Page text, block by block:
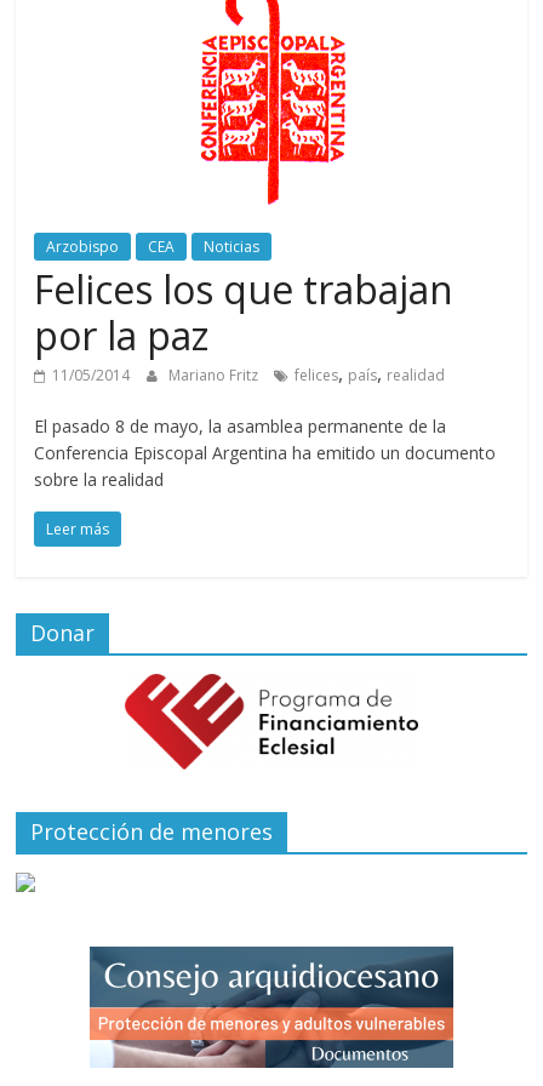
Arzobispo CEA Noticias
Felices los que trabajan
por la paz
11/05/2014 Mariano Fritz felices, país, realidad
El pasado 8 de mayo, la asamblea permanente de la
Conferencia Episcopal Argentina ha emitido un documento
sobre la realidad
Leer más
Donar
Protección de menores